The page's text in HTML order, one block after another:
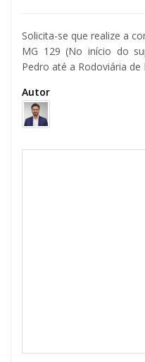
Solicita-se que realize a
MG 129 (No início do
Pedro até a Rodoviária de
Autor